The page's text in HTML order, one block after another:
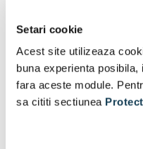
Setari cookie
Acest site utilizeaza
buna experienta
fara aceste module.
sa cititi sectiunea
Alti clienti au